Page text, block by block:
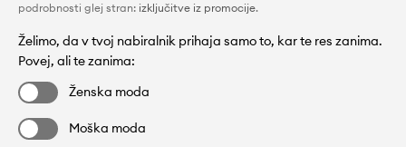
podrobnosti glej stran: izključitve iz promocije.
Želimo, da v tvoj nabiralnik prihaja samo to, kar te res zanima.
Povej, ali te zanima:
Ženska moda
Moška moda